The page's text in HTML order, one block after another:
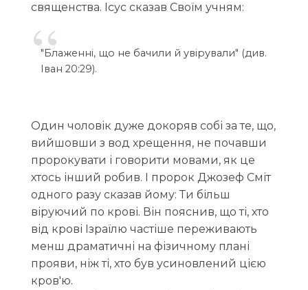
священства. Ісус сказав Своїм учням:
"Блаженні, що не бачили й увірували" (див.
Іван 20:29).
Один чоловік дуже докоряв собі за те, що,
вийшовши з вод хрещення, не почавши
пророкувати і говорити мовами, як це
хтось інший робив. І пророк Джозеф Сміт
одного разу сказав йому: Ти більш
віруючий по крові. Він пояснив, що ті, хто
від крові Ізраїлю частіше переживають
менш драматичні на фізичному плані
прояви, ніж ті, хто був усиновлений цією
кров'ю.